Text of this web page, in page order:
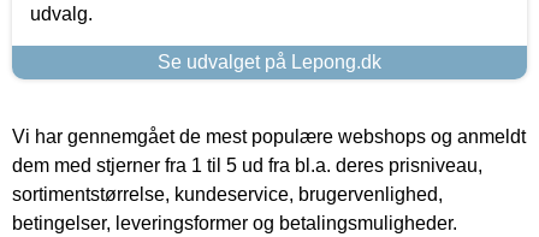
udvalg.
Se udvalget på Lepong.dk
Vi har gennemgået de mest populære webshops og anmeldt
dem med stjerner fra 1 til 5 ud fra bl.a. deres prisniveau,
sortimentstørrelse, kundeservice, brugervenlighed,
betingelser, leveringsformer og betalingsmuligheder.